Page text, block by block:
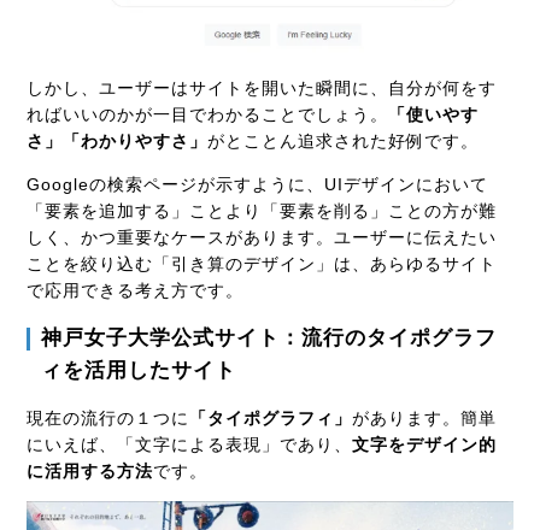
しかし、ユーザーはサイトを開いた瞬間に、自分が何をす
ればいいのかが一目でわかることでしょう。
「使いやす
さ」「わかりやすさ」がとことん追求された好例です。
Googleの検索ページが示すように、UIデザインにおいて
「要素を追加する」ことより「要素を削る」ことの方が難
しく、かつ重要なケースがあります。ユーザーに伝えたい
ことを絞り込む「引き算のデザイン」は、あらゆるサイト
で応用できる考え方です。
神戸女子大学公式サイト：流行のタイポグラフ
ィを活用したサイト
現在の流行の１つに 「タイポグラフィ」があります。簡単
にいえば、「文字による表現」であり、文字をデザイン的
に活用する方法です。